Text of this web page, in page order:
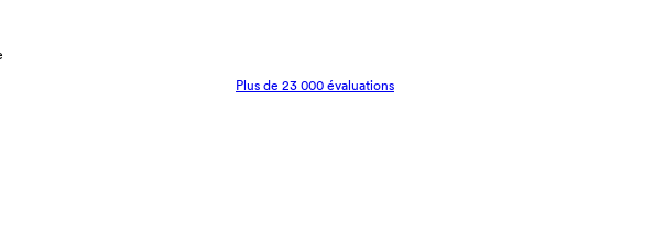
Plus de 23 000 évaluations